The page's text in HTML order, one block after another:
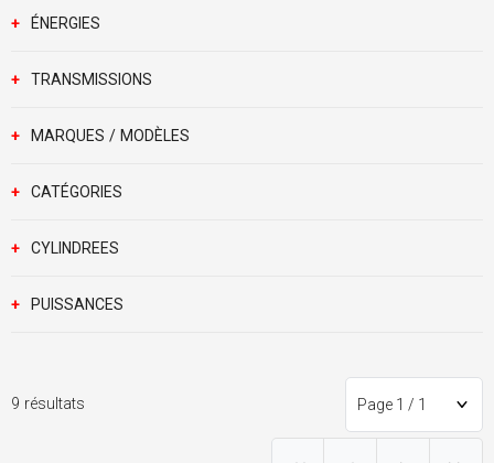
+ ÉNERGIES
+ TRANSMISSIONS
+ MARQUES / MODÈLES
+ CATÉGORIES
+ CYLINDREES
+ PUISSANCES
9 résultats